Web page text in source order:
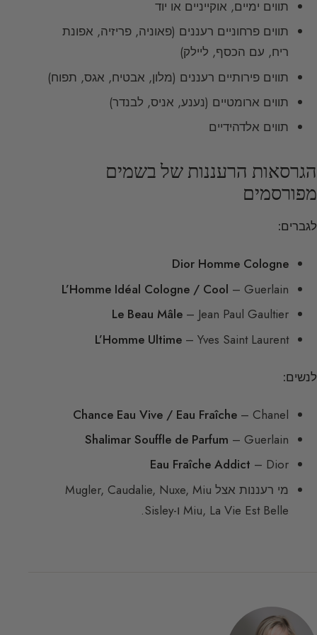
תווים ימיים, אוקייניים או יוד
תווים פרחוניים רעננים (פאוניה, פריזיה, אפונת
ריח, עם הכסף, ליילק)
תווים פירותיים רעננים (מלון, אבטיח, אגס, תפוח)
תווים ארומטיים (נענע, אניס, לבנדר)
תווים אלדהידיים
הגרסאות הרעננות של בשמים
מפורסמים
לגברים:
Dior Homme Cologne
L’Homme Idéal Cologne / Cool – Guerlain
Le Beau Mâle – Jean Paul Gaultier
L’Homme Ultime – Yves Saint Laurent
לנשים:
Chance Eau Vive / Eau Fraîche – Chanel
Shalimar Souffle de Parfum – Guerlain
Eau Fraîche Addict – Dior
מי רעננות אצל Mugler, Caudalie, Nuxe, Miu
Miu, La Vie Est Belle ו-Sisley.